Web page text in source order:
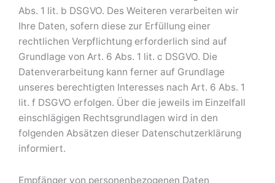
Abs. 1 lit. b DSGVO. Des Weiteren verarbeiten wir
Ihre Daten, sofern diese zur Erfüllung einer
rechtlichen Verpflichtung erforderlich sind auf
Grundlage von Art. 6 Abs. 1 lit. c DSGVO. Die
Datenverarbeitung kann ferner auf Grundlage
unseres berechtigten Interesses nach Art. 6 Abs. 1
lit. f DSGVO erfolgen. Über die jeweils im Einzelfall
einschlägigen Rechtsgrundlagen wird in den
folgenden Absätzen dieser Datenschutzerklärung
informiert.
Empfänger von personenbezogenen Daten